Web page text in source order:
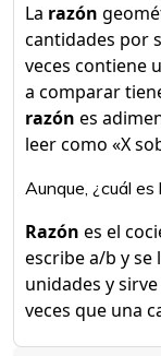
La razón
cantidades por
veces contiene
a comparar
razón es
leer como «X
Aunque, ¿cuál
Razón es el
escribe a/b y se
unidades y
veces que una